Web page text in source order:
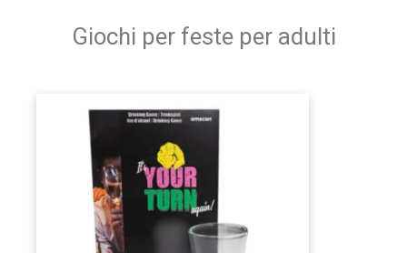
Giochi per feste per adulti